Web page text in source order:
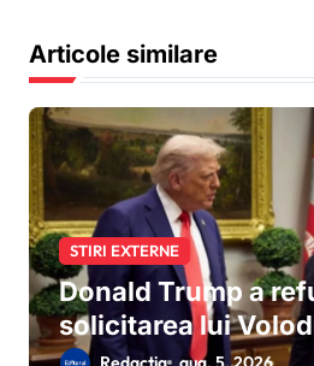
i
c
o
l
e
Articole similare
STIRI EXTERNE
Donald Trump a
solicitarea lui
pentru rachete